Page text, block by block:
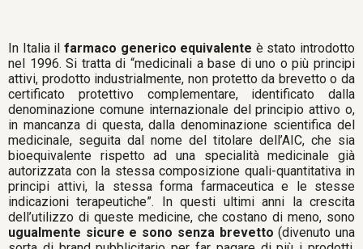
In Italia il farmaco generico equivalente è stato introdotto
nel 1996. Si tratta di “medicinali a base di uno o più principi
attivi, prodotto industrialmente, non protetto da brevetto o da
certificato protettivo complementare, identificato dalla
denominazione comune internazionale del principio attivo o,
in mancanza di questa, dalla denominazione scientifica del
medicinale, seguita dal nome del titolare dell’AIC, che sia
bioequivalente rispetto ad una specialità medicinale già
autorizzata con la stessa composizione quali-quantitativa in
principi attivi, la stessa forma farmaceutica e le stesse
indicazioni terapeutiche”. In questi ultimi anni la crescita
dell’utilizzo di queste medicine, che costano di meno, sono
ugualmente sicure e sono senza brevetto (divenuto una